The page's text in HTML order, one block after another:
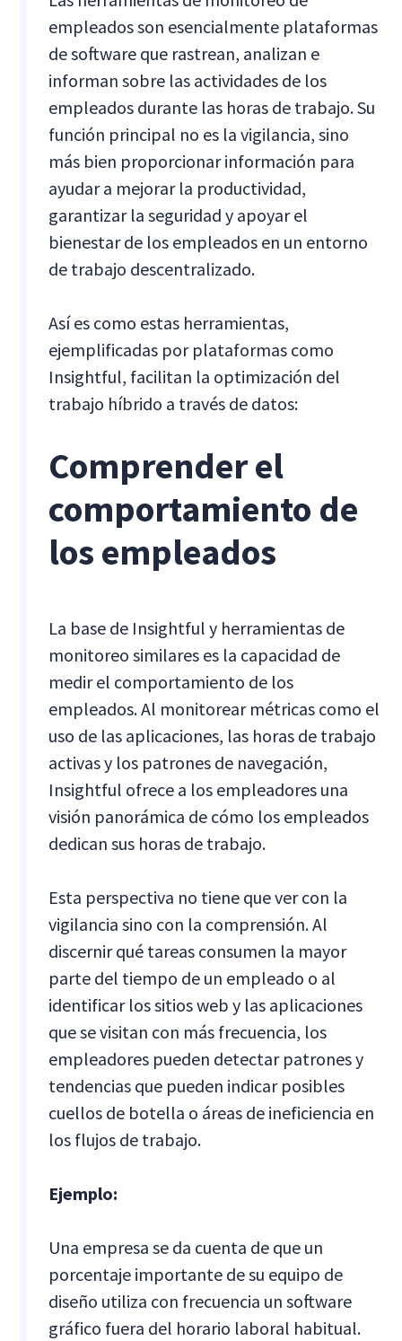
empleados son esencialmente plataformas
de software que rastrean, analizan e
informan sobre las actividades de los
empleados durante las horas de trabajo. Su
función principal no es la vigilancia, sino
más bien proporcionar información para
ayudar a mejorar la productividad,
garantizar la seguridad y apoyar el
bienestar de los empleados en un entorno
de trabajo descentralizado.
Así es como estas herramientas,
ejemplificadas por plataformas como
Insightful, facilitan la optimización del
trabajo híbrido a través de datos:
Comprender el
comportamiento de
los empleados
La base de Insightful y herramientas de
monitoreo similares es la capacidad de
medir el comportamiento de los
empleados. Al monitorear métricas como el
uso de las aplicaciones, las horas de trabajo
activas y los patrones de navegación,
Insightful ofrece a los empleadores una
visión panorámica de cómo los empleados
dedican sus horas de trabajo.
Esta perspectiva no tiene que ver con la
vigilancia sino con la comprensión. Al
discernir qué tareas consumen la mayor
parte del tiempo de un empleado o al
identificar los sitios web y las aplicaciones
que se visitan con más frecuencia, los
empleadores pueden detectar patrones y
tendencias que pueden indicar posibles
cuellos de botella o áreas de ineficiencia en
los flujos de trabajo.
Ejemplo:
Una empresa se da cuenta de que un
porcentaje importante de su equipo de
diseño utiliza con frecuencia un software
gráfico fuera del horario laboral habitual.